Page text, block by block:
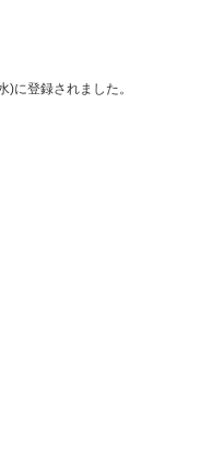
に登録されました。